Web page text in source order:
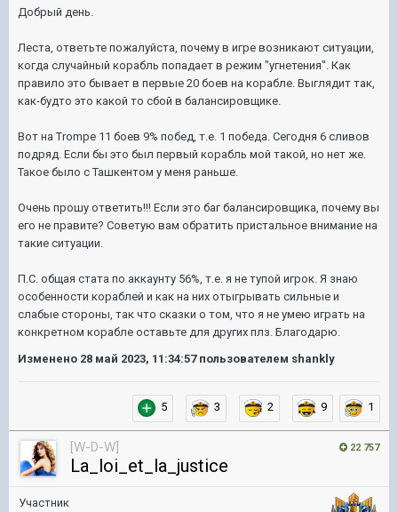
Добрый день.
Леста, ответьте пожалуйста, почему в игре возникают ситуации,
когда случайный корабль попадает в режим "угнетения". Как
правило это бывает в первые 20 боев на корабле. Выглядит так,
как-будто это какой то сбой в балансировщике.
Вот на Trompe 11 боев 9% побед, т.е. 1 победа. Сегодня 6 сливов
подряд. Если бы это был первый корабль мой такой, но нет же.
Такое было с Ташкентом у меня раньше.
Очень прошу ответить!!! Если это баг балансировщика, почему вы
его не правите? Советую вам обратить пристальное внимание на
такие ситуации.
П.С. общая стата по аккаунту 56%, т.е. я не тупой игрок. Я знаю
особенности кораблей и как на них отыгрывать сильные и
слабые стороны, так что сказки о том, что я не умею играть на
конкретном корабле оставьте для других плз. Благодарю.
Изменено 28 май 2023, 11:34:57пользователем shankly
5 3 2 9 1
22 757
[W-D-W]
La_loi_et_la_justice
Участник